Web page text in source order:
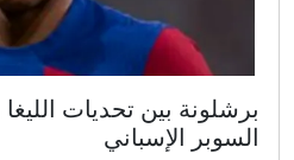
برشلونة بين تحديات
السوبر الإسباني